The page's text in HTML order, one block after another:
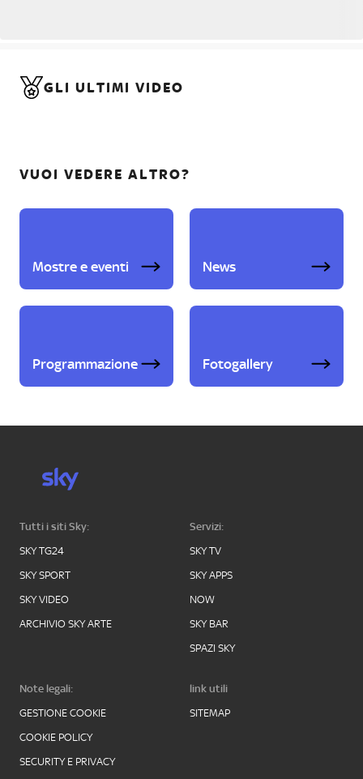
GLI ULTIMI VIDEO
VUOI VEDERE ALTRO?
Mostre e eventi News
Programmazione Fotogallery
Tutti i siti Sky:
SKY TG24
SKY SPORT
SKY VIDEO
ARCHIVIO SKY ARTE
Servizi:
SKY TV
SKY APPS
NOW
SKY BAR
SPAZI SKY
Note legali:
GESTIONE COOKIE
COOKIE POLICY
SECURITY E PRIVACY
link utili
SITEMAP